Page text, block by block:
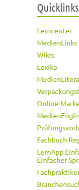
Quicklinks
Lerncenter
MedienLinks
Wikis
Lexika
Online-
Fachbuch
LernApp
Einfacher